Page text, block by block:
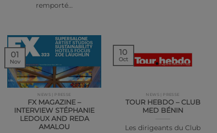
remporté…
NEWS | PRESSE
FX MAGAZINE –
INTERVIEW STÉPHANIE
LEDOUX AND REDA
AMALOU
01
Nov
NEWS | PRESSE
TOUR HEBDO – CLUB
MED BÉNIN
Les dirigeants du Club
10
Oct